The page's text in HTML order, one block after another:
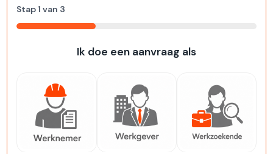
Stap1 van 3
33%
Ik doe een aanvraag als